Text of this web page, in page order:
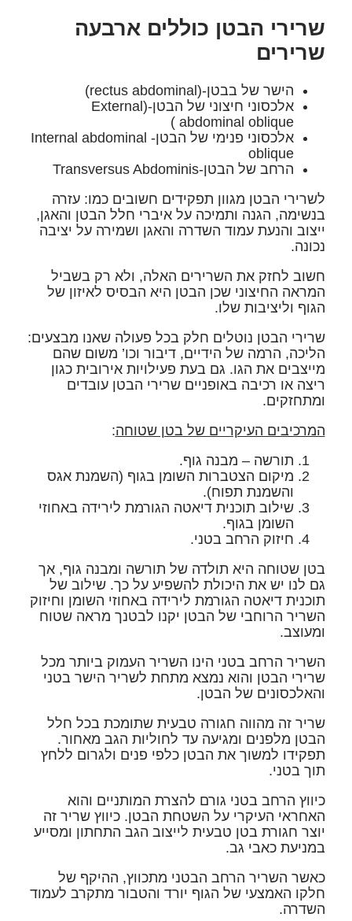
שרירי הבטן כוללים ארבעה
שרירים
הישר של בבטן-(rectus abdominal)
אלכסוני חיצוני של הבטן-(External
abdominal oblique )
אלכסוני פנימי של הבטן- Internal abdominal
oblique
הרחב של הבטן-Transversus Abdominis
לשרירי הבטן מגוון תפקידים חשובים כמו: עזרה
בנשימה, הגנה ותמיכה על איברי חלל הבטן והאגן,
ייצוב והנעת עמוד השדרה והאגן ושמירה על יציבה
נכונה.
חשוב לחזק את השרירים האלה, ולא רק בשביל
המראה החיצוני שכן הבטן היא הבסיס לאיזון של
הגוף וליציבות שלו.
שרירי הבטן נוטלים חלקבכל פעולה שאנו מבצעים:
הליכה, הרמה של הידיים, דיבור וכו’ משום שהם
מייצבים את הגו. גם בעת פעילויות אירובית כגון
ריצה או רכיבה באופניים שרירי הבטן עובדים
ומתחזקים.
המרכיבים העיקריים של בטן שטוחה:
תורשה – מבנה גוף.
מיקום הצטברות השומן בגוף (השמנת אגס
והשמנת תפוח).
שילוב תוכנית דיאטה הגורמת לירידה באחוזי
השומן בגוף.
חיזוק הרחב בטני.
בטן שטוחה היא תולדה של תורשה ומבנה גוף, אך
גם לנו יש את היכולת להשפיע על כך. שילוב של
תוכנית דיאטה הגורמת לירידה באחוזי השומן וחיזוק
השריר הרוחבי של הבטן יקנו לבטנך מראה שטוח
ומעוצב.
השריר הרחב בטני הינו השריר העמוק ביותר מכל
שרירי הבטן והוא נמצא מתחת לשריר הישר בטני
והאלכסונים של הבטן.
שריר זה מהווה חגורה טבעית שתומכת בכל חלל
הבטן מלפנים ומגיעה עד לחוליות הגב מאחור.
תפקידו למשוך את הבטן כלפי פנים ולגרום ללחץ
תוך בטני.
כיווץ הרחב בטני גורם להצרת המותניים והוא
האחראי העיקרי על השטחת הבטן. כיווץ שריר זה
יוצר חגורת בטן טבעית לייצוב הגב התחתון ומסייע
במניעת כאבי גב.
כאשר השריר הרחב הבטני מתכווץ, ההיקף של
חלקו האמצעי של הגוף יורד והטבור מתקרב לעמוד
השדרה.